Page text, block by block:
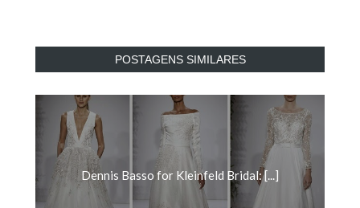
POSTAGENS SIMILARES
Dennis Basso for Kleinfeld Bridal: [...]